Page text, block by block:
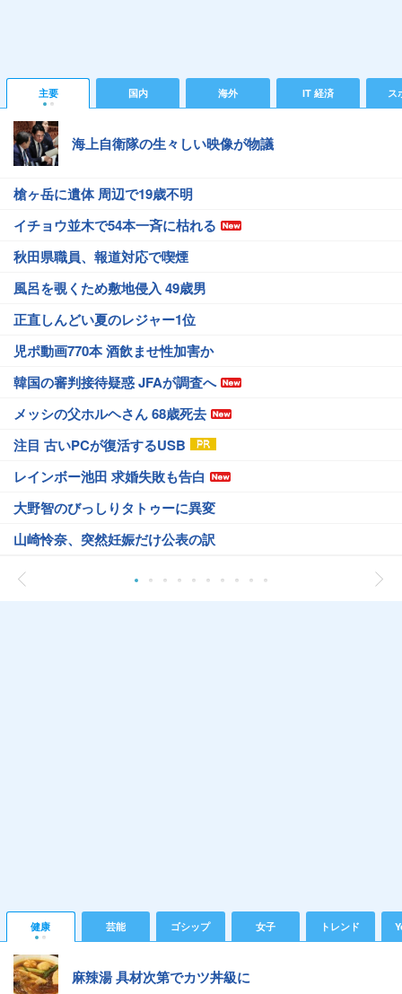
主要 国内 海外 IT 経済 ス
海上自衛隊の生々しい映像が物議
槍ヶ岳に遺体 周辺で19歳不明
イチョウ並木で54本一斉に枯れる
秋田県職員、報道対応で喫煙
風呂を覗くため敷地侵入 49歳男
正直しんどい夏のレジャー1位
児ポ動画770本 酒飲ませ性加害か
韓国の審判接待疑惑 JFAが調査へ
メッシの父ホルヘさん 68歳死去
注目 古いPCが復活するUSB
レインボー池田 求婚失敗も告白
大野智のびっしりタトゥーに異変
山崎怜奈、突然妊娠だけ公表の訳
健康 芸能 ゴシップ 女子 トレンド
麻辣湯 具材次第でカツ丼級に